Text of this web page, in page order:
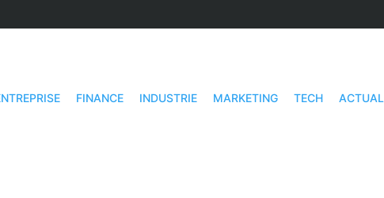
FINANCE INDUSTRIE MARKETING TECH